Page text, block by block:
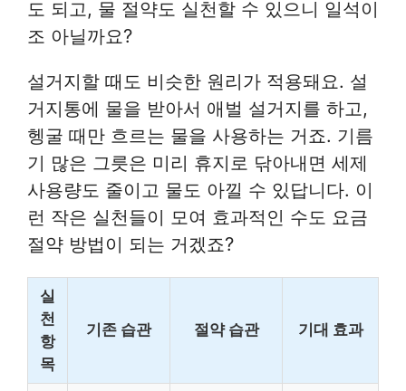
도 되고, 물 절약도 실천할 수 있으니 일석이
조 아닐까요?
설거지할 때도 비슷한 원리가 적용돼요. 설
거지통에 물을 받아서 애벌 설거지를 하고,
헹굴 때만 흐르는 물을 사용하는 거죠. 기름
기 많은 그릇은 미리 휴지로 닦아내면 세제
사용량도 줄이고 물도 아낄 수 있답니다. 이
런 작은 실천들이 모여 효과적인 수도 요금
절약 방법이 되는 거겠죠?
실
천
항
목
기존 습관 절약 습관 기대 효과